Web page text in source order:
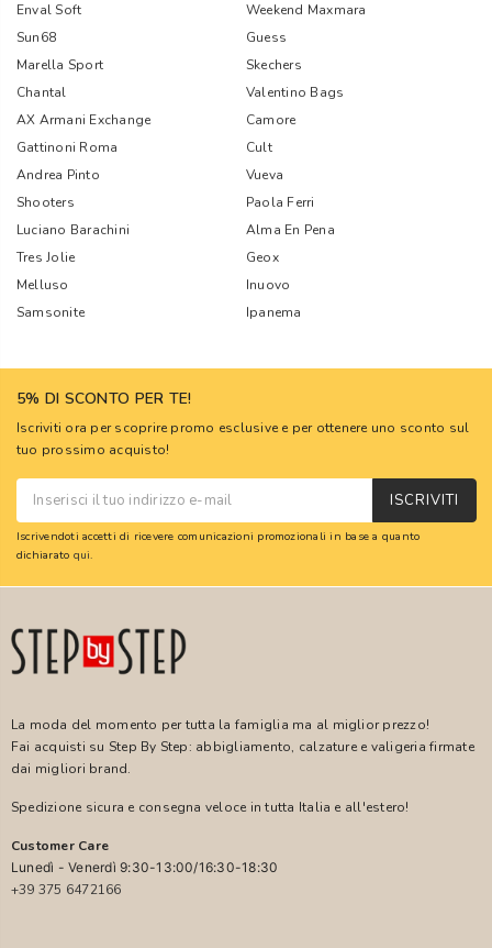
Enval Soft
Weekend Maxmara
Sun68
Guess
Marella Sport
Skechers
Chantal
Valentino Bags
AX Armani Exchange
Camore
Gattinoni Roma
Cult
Andrea Pinto
Vueva
Shooters
Paola Ferri
Luciano Barachini
Alma En Pena
Tres Jolie
Geox
Melluso
Inuovo
Samsonite
Ipanema
5% DI SCONTO PER TE!
Iscriviti ora per scoprire promo esclusive e per ottenere uno sconto sul
tuo prossimo acquisto!
ISCRIVITI
Iscrivendoti accetti di ricevere comunicazioni promozionali in base a quanto
dichiarato qui.
La moda del momento per tutta la famiglia ma al miglior prezzo!
Fai acquisti su Step By Step: abbigliamento, calzature e valigeria firmate
dai migliori brand.
Spedizione sicura e consegna veloce in tutta Italia e all'estero!
Customer Care
Lunedì - Venerdì 9:30-13:00/16:30-18:30
+39 375 6472166